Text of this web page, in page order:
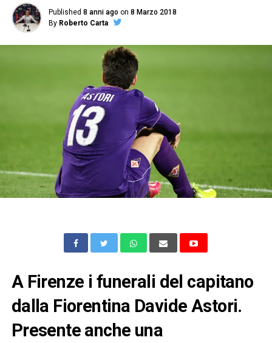
Published 8 anni ago on 8 Marzo 2018
By Roberto Carta
A Firenze i funerali del capitano
dalla Fiorentina Davide Astori.
Presente anche una